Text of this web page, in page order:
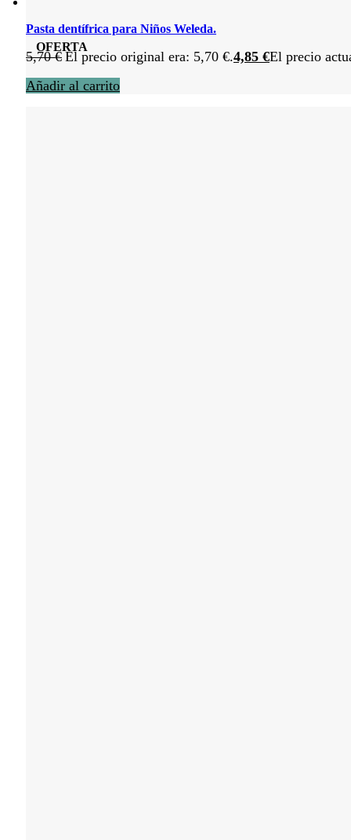
OFERTA
Pasta dentífrica para Niños Weleda.
5,70€ El precio original era: 5,70 €.4,85 €El precio
Añadir al carrito